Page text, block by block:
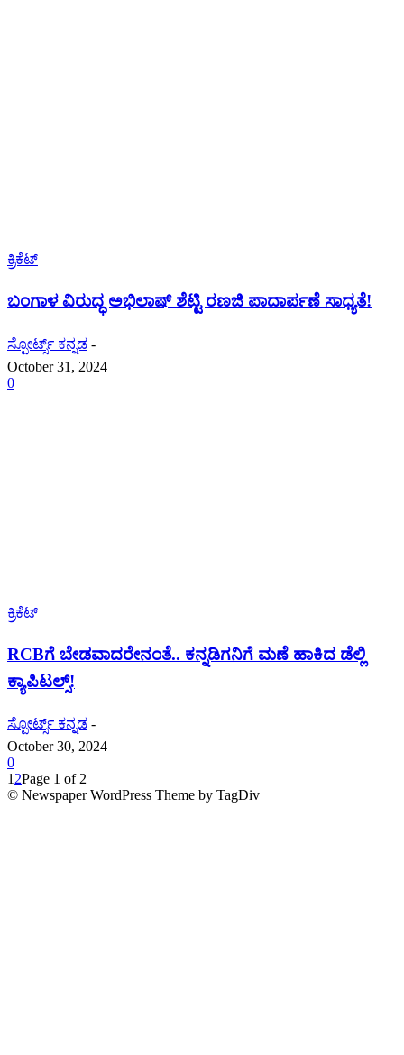
ಕ್ರಿಕೆಟ್
ಬಂಗಾಳ ವಿರುದ್ಧ ಅಭಿಲಾಷ್ ಶೆಟ್ಟಿ ರಣಜಿ ಪಾದಾರ್ಪಣೆ ಸಾಧ್ಯತೆ!
ಸ್ಪೋರ್ಟ್ಸ್ ಕನ್ನಡ -
October 31, 2024
0
ಕ್ರಿಕೆಟ್
RCBಗೆ ಬೇಡವಾದರೇನಂತೆ.. ಕನ್ನಡಿಗನಿಗೆ ಮಣೆ ಹಾಕಿದ ಡೆಲ್ಲಿ
ಕ್ಯಾಪಿಟಲ್ಸ್!
ಸ್ಪೋರ್ಟ್ಸ್ ಕನ್ನಡ -
October 30, 2024
0
1 2Page 1 of 2
© Newspaper WordPress Theme by TagDiv